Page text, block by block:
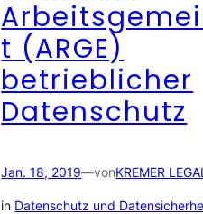
t (ARGE)
betrieblicher
Datenschutz
Jan. 18, 2019—vonKREMER
in Datenschutz und